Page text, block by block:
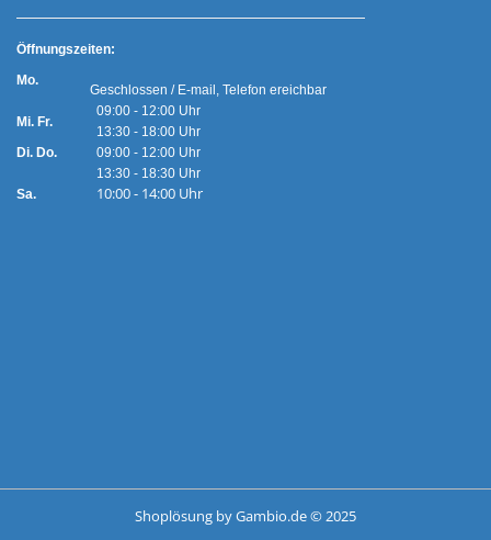
Öffnungszeiten:
Mo.
Mi. Fr.
Geschlossen / E-mail, Telefon ereichbar
09:00 - 12:00 Uhr
13:30 - 18:00 Uhr
Di. Do.
Sa.
09:00 - 12:00 Uhr
13:30 - 18:30 Uhr
10:00 - 14:00 Uhr
Shoplösung by Gambio.de © 2025